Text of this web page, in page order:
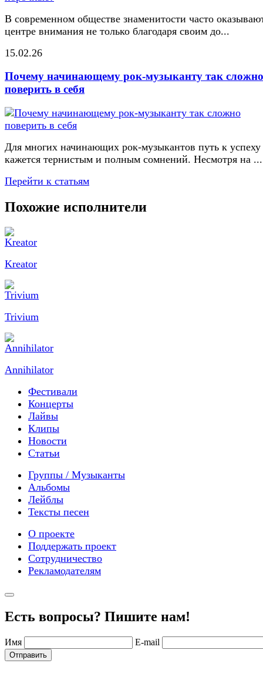
В современном обществе знаменитости часто
центре внимания не только благодаря своим до...
15.02.26
Почему начинающему рок-музыканту так сложно
поверить в себя
Для многих начинающих рок-музыкантов путь к успеху
кажется тернистым и полным сомнений. Несмотря на ...
Перейти к статьям
Похожие исполнители
Kreator
Trivium
Annihilator
Фестивали
Концерты
Лайвы
Клипы
Новости
Статьи
Группы / Музыканты
Альбомы
Лейблы
Тексты песен
О проекте
Поддержать проект
Сотрудничество
Рекламодателям
Есть вопросы? Пишите нам!
Имя E-mail